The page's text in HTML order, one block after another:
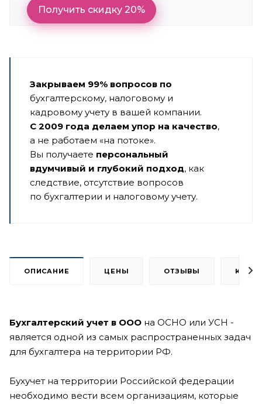
Получить скидку 20%
Закрываем 99% вопросов по
бухгалтерскому, налоговому и
кадровому учету в вашей компании.
С 2009 года делаем упор на качество,
а не работаем «на потоке».
Вы получаете персональный
вдумчивый и глубокий подход, как
следствие, отсутствие вопросов
по бухгалтерии и налоговому учету.
ОПИСАНИЕ ЦЕНЫ ОТЗЫВЫ
Бухгалтерский учет в ООО на ОСНО или УСН -
является одной из самых распространенных задач
для бухгалтера на территории РФ.
Бухучет на территории Российской федерации
необходимо вести всем организациям, которые